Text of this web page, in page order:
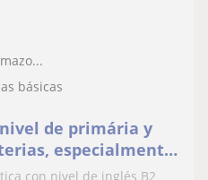
básicas
de primária y
especialmente
con nivel de inglés B2